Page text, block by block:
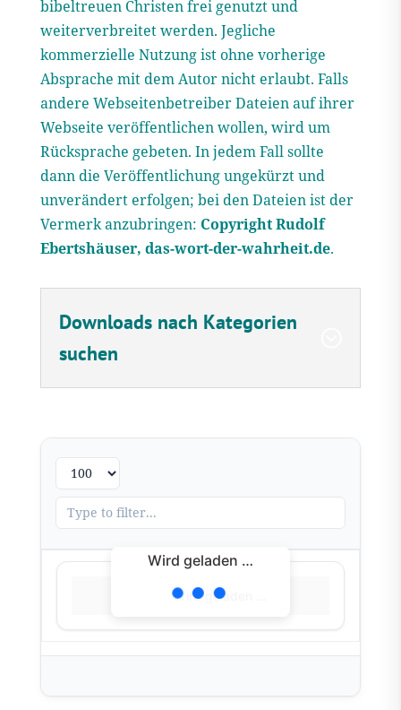
bibeltreuen Christen frei genutzt und
weiterverbreitet werden. Jegliche
kommerzielle Nutzung ist ohne vorherige
Absprache mit dem Autor nicht erlaubt. Falls
andere Webseitenbetreiber Dateien auf ihrer
Webseite veröffentlichen wollen, wird um
Rücksprache gebeten. In jedem Fall sollte
dann die Veröffentlichung ungekürzt und
unverändert erfolgen; bei den Dateien ist der
Vermerk anzubringen: Copyright Rudolf
Ebertshäuser, das-wort-der-wahrheit.de.
Downloads nach Kategorien
suchen
Wird geladen …
Wird geladen …